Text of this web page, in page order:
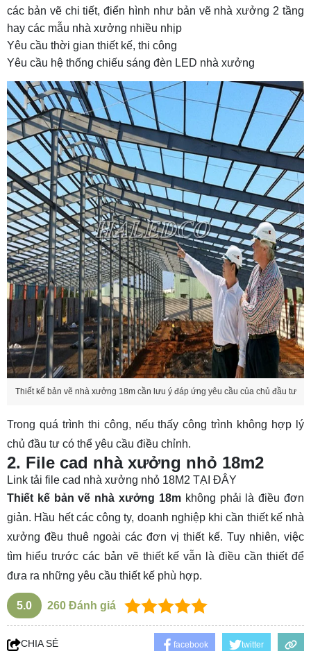
các bản vẽ chi tiết, điển hình như bản vẽ nhà xưởng 2 tầng
hay các mẫu nhà xưởng nhiều nhịp
Yêu cầu thời gian thiết kế, thi công
Yêu cầu hệ thống chiếu sáng đèn LED nhà xưởng
Thiết kế bản vẽ nhà xưởng 18m cần lưu ý đáp ứng yêu cầu của chủ đầu tư
Trong quá trình thi công, nếu thấy công trình không hợp lý
chủ đầu tư có thể yêu cầu điều chỉnh.
2. File cad nhà xưởng nhỏ 18m2
Link tải file cad nhà xưởng nhỏ 18M2 TẠI ĐÂY
Thiết kế bản vẽ nhà xưởng 18m không phải là điều đơn
giản. Hầu hết các công ty, doanh nghiệp khi cần thiết kế nhà
xưởng đều thuê ngoài các đơn vị thiết kế. Tuy nhiên, việc
tìm hiểu trước các bản vẽ thiết kế vẫn là điều cần thiết để
đưa ra những yêu cầu thiết kế phù hợp.
5.0 260 Đánh giá
CHIA SẺ facebook twitter